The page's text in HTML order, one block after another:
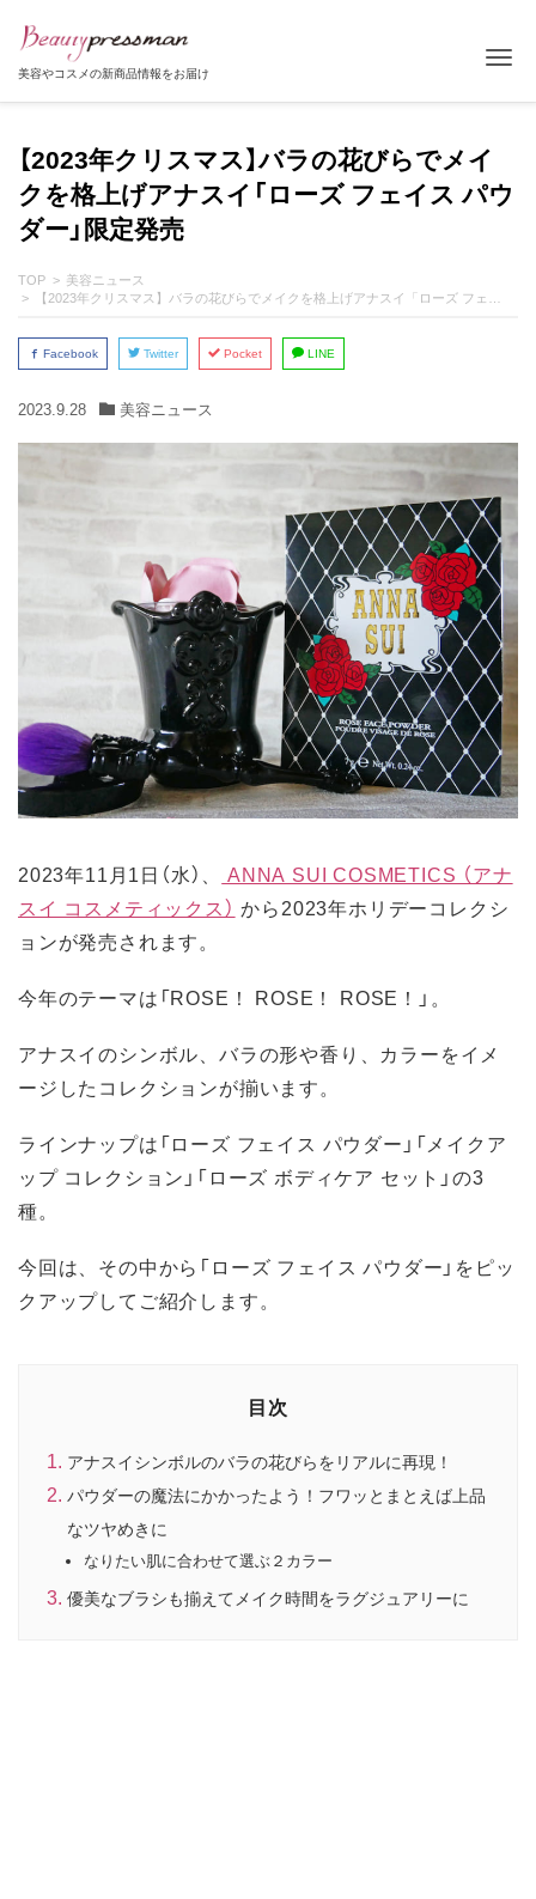
美容やコスメの新商品情報をお届け
【2023年クリスマス】バラの花びらでメイ
クを格上げアナスイ「ローズ フェイス パウ
ダー」限定発売
TOP
美容ニュース
【2023年クリスマス】バラの花びらでメイクを格上げアナスイ「ローズ フェイス パウダー」限定発売
Facebook Twitter Pocket LINE
2023.9.28 美容ニュース
2023年11月1日（水）、
ANNA SUI COSMETICS （アナ
スイ コスメティックス） から2023年ホリデーコレクシ
ョンが発売されます。
今年のテーマは「ROSE！ ROSE！ ROSE！」。
アナスイのシンボル、バラの形や香り、カラーをイメ
ージしたコレクションが揃います。
ラインナップは「ローズ フェイス パウダー」「メイクア
ップ コレクション」「ローズ ボディケア セット」の3
種。
今回は、その中から「ローズ フェイス パウダー」をピッ
クアップしてご紹介します。
目次
アナスイシンボルのバラの花びらをリアルに再現！
パウダーの魔法にかかったよう！フワッとまとえば上品
なツヤめきに
なりたい肌に合わせて選ぶ２カラー
優美なブラシも揃えてメイク時間をラグジュアリーに